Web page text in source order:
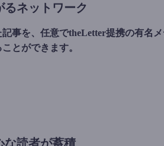
るネットワーク
事を、任意でtheLetter提携の有名
とができます。
な読者が蓄積